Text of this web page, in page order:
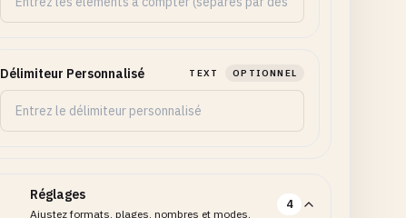
Délimiteur Personnalisé TEXT OPTIONNEL
Réglages
Ajustez formats, plages, nombres et modes.
4